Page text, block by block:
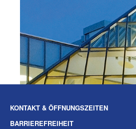
KONTAKT & ÖFFNUNGSZEITEN
BARRIEREFREIHEIT